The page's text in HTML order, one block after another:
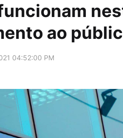
ao
04:52:00 PM